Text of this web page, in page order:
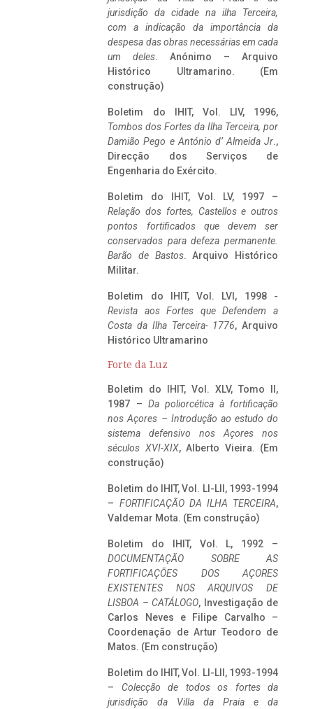
jurisdição da cidade na ilha Terceira,
com a indicação da importância da
despesa das obras necessárias em cada
um deles. Anónimo – Arquivo
Histórico Ultramarino. (Em
construção)
Boletim do IHIT, Vol. LIV, 1996,
Tombos dos Fortes da Ilha Terceira, por
Damião Pego e António d’ Almeida Jr.,
Direcção dos Serviços de
Engenharia do Exército.
Boletim do IHIT, Vol. LV, 1997 –
Relação dos fortes, Castellos e outros
pontos fortificados que devem ser
conservados para defeza permanente.
Barão de Bastos. Arquivo Histórico
Militar.
Boletim do IHIT, Vol. LVI, 1998 -
Revista aos Fortes que Defendem a
Costa da Ilha Terceira- 1776, Arquivo
Histórico Ultramarino
Forte da Luz
Boletim do IHIT, Vol. XLV, Tomo II,
1987 – Da poliorcética à fortificação
nos Açores – Introdução ao estudo do
sistema defensivo nos Açores nos
séculos XVI-XIX, Alberto Vieira. (Em
construção)
Boletim do IHIT, Vol. LI-LII, 1993-1994
– FORTIFICAÇÃO DA ILHA TERCEIRA,
Valdemar Mota. (Em construção)
Boletim do IHIT, Vol. L, 1992 –
DOCUMENTAÇÃO SOBRE AS
FORTIFICAÇÕES DOS AÇORES
EXISTENTES NOS ARQUIVOS DE
LISBOA – CATÁLOGO, Investigação de
Carlos Neves e Filipe Carvalho –
Coordenação de Artur Teodoro de
Matos. (Em construção)
Boletim do IHIT, Vol. LI-LII, 1993-1994
– Colecção de todos os fortes da
jurisdição da Villa da Praia e da